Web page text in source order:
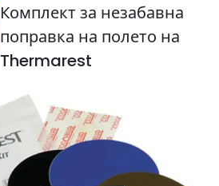
Комплект за незабавна
поправка на полето на
Thermarest